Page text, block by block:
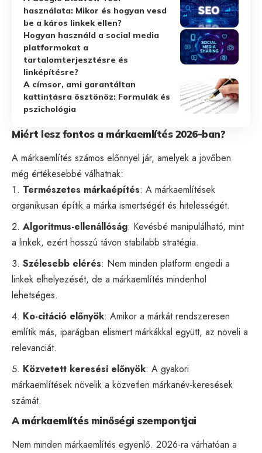
használata: Mikor és hogyan vesd
be a káros linkek ellen?
Hogyan használd a social media
platformokat a
tartalomterjesztésre és
linképítésre?
A címsor, ami garantáltan
kattintásra ösztönöz: Formulák és
pszichológia
Miért lesz fontos a márkaemlítés 2026-ban?
A márkaemlítés számos előnnyel jár, amelyek a jövőben
még értékesebbé válhatnak:
Természetes márkaépítés: A márkaemlítések
organikusan építik a márka ismertségét és hitelességét.
Algoritmus-ellenállóság: Kevésbé manipulálható, mint
a linkek, ezért hosszú távon stabilabb stratégia.
Szélesebb elérés: Nem minden platform engedi a
linkek elhelyezését, de a márkaemlítés mindenhol
lehetséges.
Ko-citáció előnyök: Amikor a márkát rendszeresen
említik más, iparágban elismert márkákkal együtt, az növeli a
relevanciát.
Közvetett keresési előnyök: A gyakori
márkaemlítések növelik a közvetlen márkanév-keresések
számát.
A márkaemlítés minőségi szempontjai
Nem minden márkaemlítés egyenlő. 2026-ra várhatóan a